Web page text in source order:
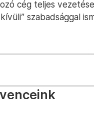
cég teljes
szabadsággal